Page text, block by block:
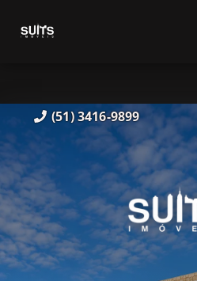
(51) 3416-9899